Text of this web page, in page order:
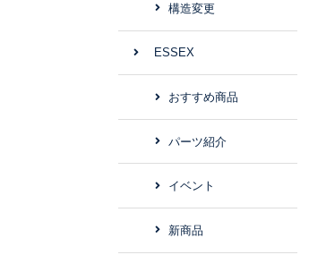
構造変更
ESSEX
おすすめ商品
パーツ紹介
イベント
新商品